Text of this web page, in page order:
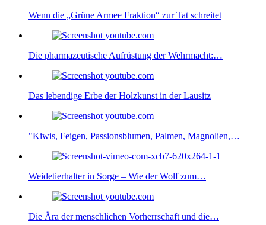
Wenn die „Grüne Armee Fraktion“ zur Tat schreitet
Die pharmazeutische Aufrüstung der Wehrmacht:…
Das lebendige Erbe der Holzkunst in der Lausitz
"Kiwis, Feigen, Passionsblumen, Palmen, Magnolien,…
Weidetierhalter in Sorge – Wie der Wolf zum…
Die Ära der menschlichen Vorherrschaft und die…